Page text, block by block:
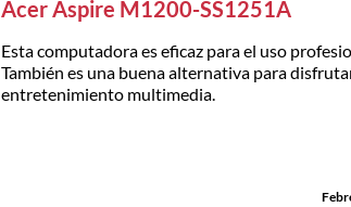
Acer Aspire M1200-SS1251A
Esta computadora es eficaz para el uso
También es una buena alternativa para
entretenimiento multimedia.